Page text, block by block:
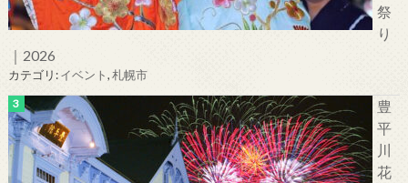
祭
り
｜2026
カテゴリ:イベント,札幌市
豊
平
川
花